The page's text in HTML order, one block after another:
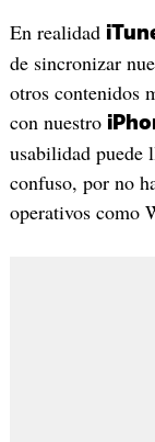
En realidad
de sincronizar
otros contenidos
con nuestro
usabilidad puede
confuso, por no
operativos como